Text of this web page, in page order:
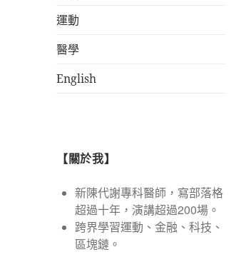
運動
醫學
English
【關於我】
新陳代謝專科醫師，寫部落格
超過十年，演講超過200場。
跨界學習運動、金融、科技、
區塊鏈。